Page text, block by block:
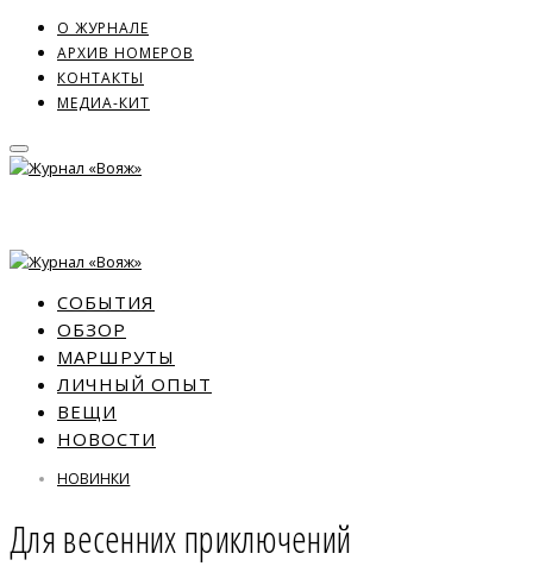
О ЖУРНАЛЕ
АРХИВ НОМЕРОВ
КОНТАКТЫ
МЕДИА-КИТ
СОБЫТИЯ
ОБЗОР
МАРШРУТЫ
ЛИЧНЫЙ ОПЫТ
ВЕЩИ
НОВОСТИ
НОВИНКИ
Для весенних приключений